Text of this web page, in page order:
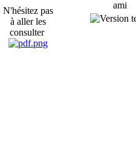
N'hésitez pas
à aller les
consulter